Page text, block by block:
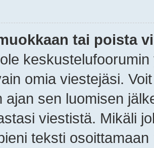
tai poista
omia viestejäsi.
ajan sen luomisen
viestistä. Mikäli
teksti